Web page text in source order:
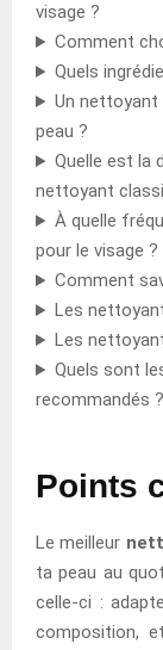
visage ?
Comment
Quels
Un
peau ?
Quelle est la
nettoyant
À quelle
pour le visage ?
Comment
Les
Les
Quels sont
recommandés ?
Points
Le meilleur
ta peau au
celle-ci :
composition,